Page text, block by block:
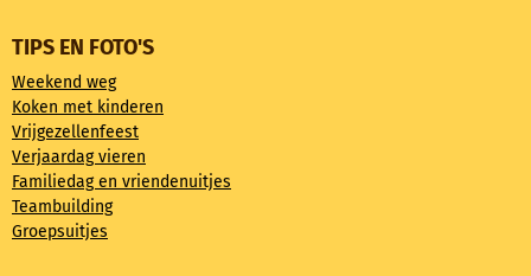
TIPS EN FOTO'S
Weekend weg
Koken met kinderen
Vrijgezellenfeest
Verjaardag vieren
Familiedag en vriendenuitjes
Teambuilding
Groepsuitjes